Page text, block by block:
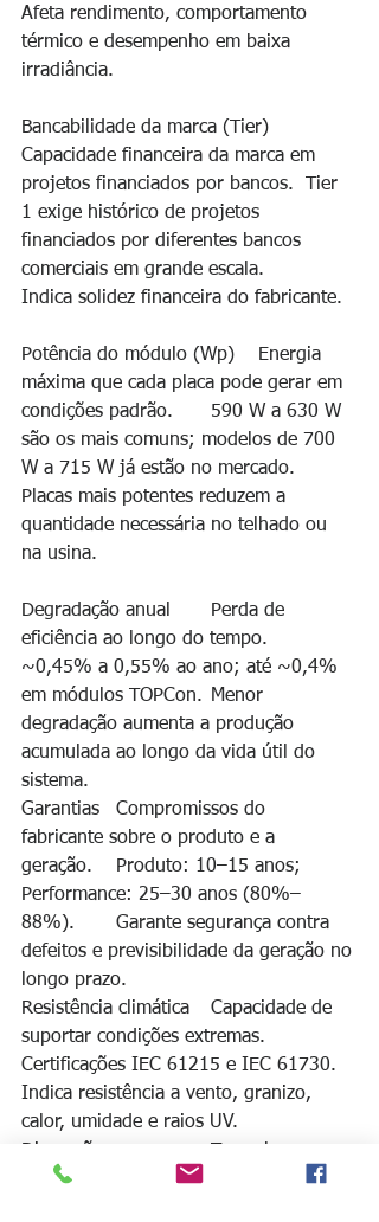
Afeta rendimento, comportamento
térmico e desempenho em baixa
irradiância.
Bancabilidade da marca (Tier)
Capacidade financeira da marca em
projetos financiados por bancos.	Tier
1 exige histórico de projetos
financiados por diferentes bancos
comerciais em grande escala.
Indica solidez financeira do fabricante.
Potência do módulo (Wp)	Energia
máxima que cada placa pode gerar em
condições padrão.	590 W a 630 W
são os mais comuns; modelos de 700
W a 715 W já estão no mercado.
Placas mais potentes reduzem a
quantidade necessária no telhado ou
na usina.
Degradação anual	Perda de
eficiência ao longo do tempo.
~0,45% a 0,55% ao ano; até ~0,4%
em módulos TOPCon.	Menor
degradação aumenta a produção
acumulada ao longo da vida útil do
sistema.
Garantias	Compromissos do
fabricante sobre o produto e a
geração.	Produto: 10–15 anos;
Performance: 25–30 anos (80%–
88%).	Garante segurança contra
defeitos e previsibilidade da geração no
longo prazo.
Resistência climática	Capacidade de
suportar condições extremas.
Certificações IEC 61215 e IEC 61730.
Indica resistência a vento, granizo,
calor, umidade e raios UV.
massa dos módulos.	~2 m × 1 m; 25